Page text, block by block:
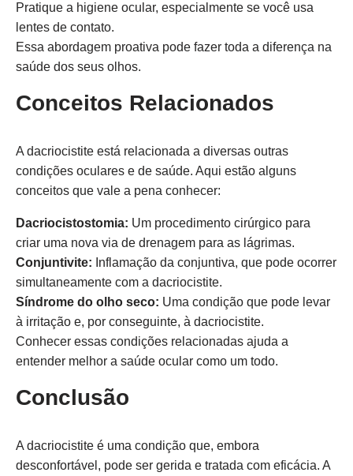
Pratique a higiene ocular, especialmente se você usa
lentes de contato.
Essa abordagem proativa pode fazer toda a diferença na
saúde dos seus olhos.
Conceitos Relacionados
A dacriocistite está relacionada a diversas outras
condições oculares e de saúde. Aqui estão alguns
conceitos que vale a pena conhecer:
Dacriocistostomia: Um procedimento cirúrgico para
criar uma nova via de drenagem para as lágrimas.
Conjuntivite: Inflamação da conjuntiva, que pode ocorrer
simultaneamente com a dacriocistite.
Síndrome do olho seco: Uma condição que pode levar
à irritação e, por conseguinte, à dacriocistite.
Conhecer essas condições relacionadas ajuda a
entender melhor a saúde ocular como um todo.
Conclusão
A dacriocistite é uma condição que, embora
desconfortável, pode ser gerida e tratada com eficácia. A